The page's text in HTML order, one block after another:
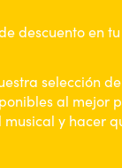
descuento en
selección
al mejor
musical y hacer